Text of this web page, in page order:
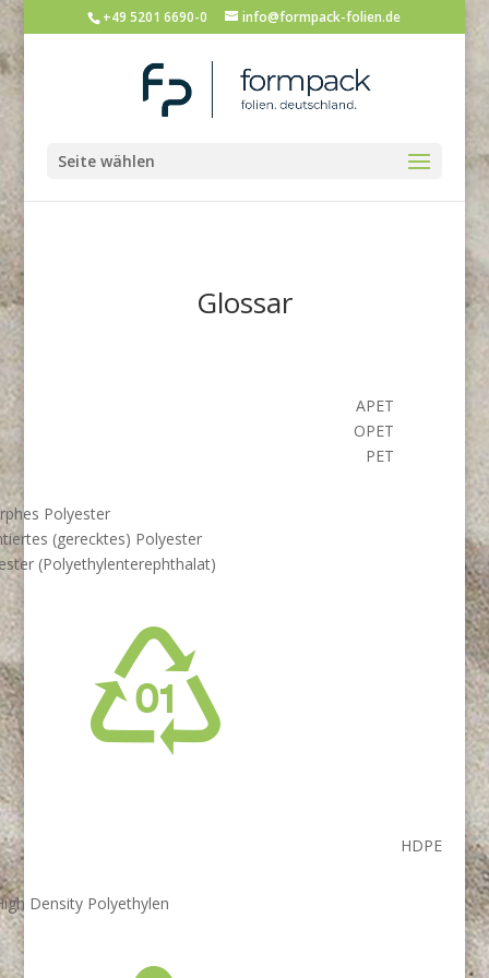
+49 5201 6690-0 info@formpack-folien.de
Seite wählen
Glossar
APET
OPET
PET
Polyester
(gerecktes) Polyester
(Polyethylenterephthalat)
HDPE
Density Polyethylen